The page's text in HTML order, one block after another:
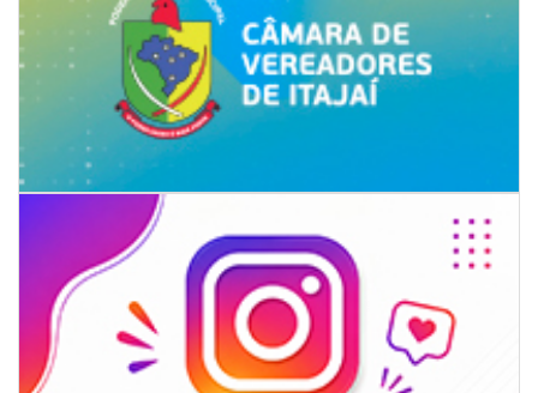
05/08/2026 | 07:00
Rede Municipal de Ensino inicia entrega de novos uniformes para
merendeiras
GERAL